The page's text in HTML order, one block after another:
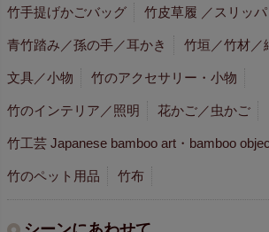
竹手提げかごバッグ 竹皮草履 ／スリッ
青竹踏み／孫の手／耳かき 竹垣／竹材／
文具／小物 竹のアクセサリー・小物
竹のインテリア／照明 花かご／虫かご
竹工芸 Japanese bamboo art・bamboo
竹のペット用品 竹布